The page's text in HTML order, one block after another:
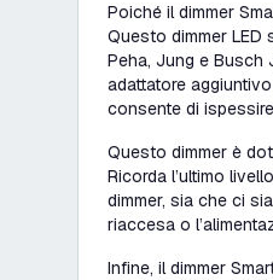
Poiché il dimmer
Questo dimmer LED
Peha, Jung e Busch
adattatore
consente di
Questo dimmer è
Ricorda l’ultimo
dimmer, sia che ci
riaccesa o
Infine, il dimmer